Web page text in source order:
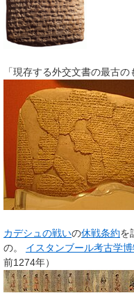
「現存する外交文書の最古
カデシュの戦いの休戦条約を
の。 イスタンブール考古学
前1274年）